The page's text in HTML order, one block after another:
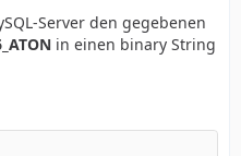
Server den gegebenen
in einen binary String